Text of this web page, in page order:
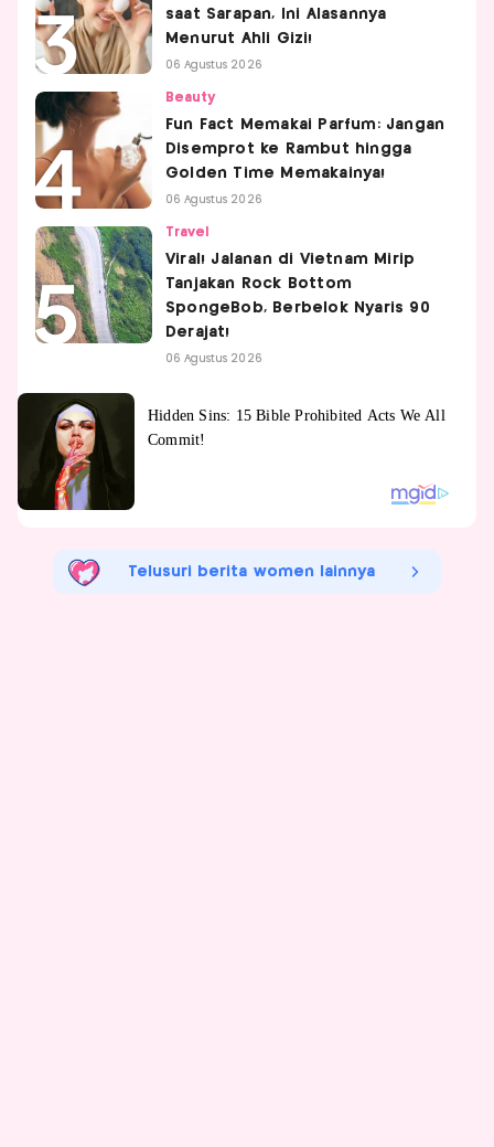
saat Sarapan, Ini Alasannya
Menurut Ahli Gizi!
06 Agustus 2026
Beauty
Fun Fact Memakai Parfum: Jangan
Disemprot ke Rambut hingga
Golden Time Memakainya!
06 Agustus 2026
Travel
Viral! Jalanan di Vietnam Mirip
Tanjakan Rock Bottom
SpongeBob, Berbelok Nyaris 90
Derajat!
06 Agustus 2026
Telusuri berita women lainnya